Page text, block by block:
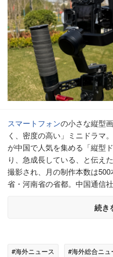
スマートフォンの小さな縦型
く、密度の高い」ミニドラマ
が中国で人気を集める「縦型
り、急成長している、と伝え
撮影され、月の制作本数は
省・河南省の省都。中国通信
続き
#海外ニュース #海外総合ニュ